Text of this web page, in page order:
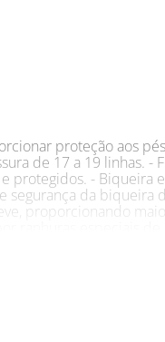
proteção aos
de 17 a 19 linhas. -
protegidos. - Biqueira
segurança da biqueira
proporcionando
absorção e
2,0 mm.